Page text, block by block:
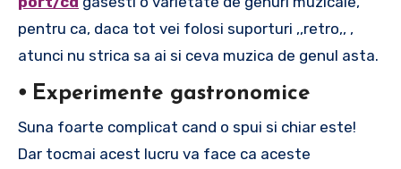
pentru ca, daca tot vei folosi suporturi ,,retro,, ,
atunci nu strica sa ai si ceva muzica de genul asta.
⦁ Experimente gastronomice
Suna foarte complicat cand o spui si chiar este!
Dar tocmai acest lucru va face ca aceste